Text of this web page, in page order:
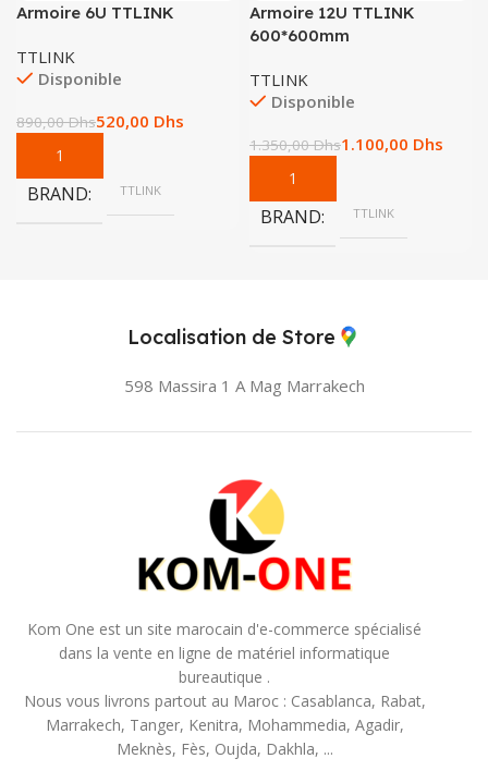
Armoire 6U TTLINK
TTLINK
Disponible
890,00Dhs520,00 Dhs
BRAND TTLINK
Armoire 12U TTLINK
600*600mm
TTLINK
Disponible
1.350,00Dhs1.100,00 Dhs
BRAND TTLINK
Localisation de Store
598 Massira 1 A Mag Marrakech
Kom One est un site marocain d'e-commerce spécialisé
dans la vente en ligne de matériel informatique
bureautique .
Nous vous livrons partout au Maroc : Casablanca, Rabat,
Marrakech, Tanger, Kenitra, Mohammedia, Agadir,
Meknès, Fès, Oujda, Dakhla, ...